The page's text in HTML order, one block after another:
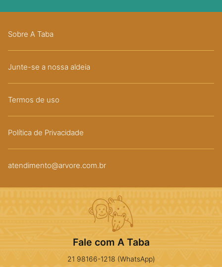
Sobre A Taba
Junte-se a nossa aldeia
Termos de uso
Política de Privacidade
atendimento@arvore.com.br
Fale com A Taba
21 98166-1218 (WhatsApp)